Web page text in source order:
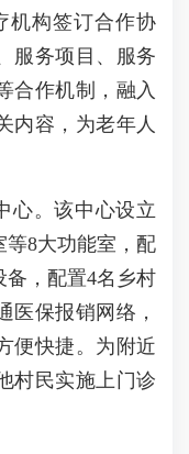
机构签订合作协
服务项目、服务
合作机制，融入
内容，为老年人
心。该中心设立
8大功能室，配
，配置4名乡村
医保报销网络，
便快捷。为附近
村民实施上门诊